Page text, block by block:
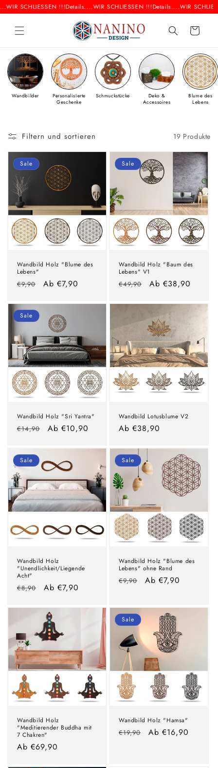
Direkt
zum
WIR SCHLIESSEN !!!Details....WIR SCHLIESSEN !!!Details....WIR
Warenkorb
Wandbilder
Personalisierte
Geschenke
Schmuckstücke
Deko &
Accessoires
Blume des
Lebens
Filtern und sortieren 19 Produkte
Sale
Wandbild Holz "Blume des
Lebens"
Normaler
€9,90 Verkaufspreis
Ab €7,90
Sale
Wandbild Holz "Baum des
Lebens" V1
Normaler
€49,90 Verkaufspreis
Ab €38,90
Sale
Wandbild Holz "Sri Yantra"
Normaler
€14,90 Verkaufspreis
Ab €10,90
Wandbild Lotusblume V2
Normaler
Ab €38,90
Sale
Wandbild Holz
"Unendlichkeit/Liegende
Acht"
Normaler
€8,90 Verkaufspreis
Ab €7,90
Sale
Wandbild Holz "Blume des
Lebens" ohne Rand
Normaler
€9,90 Verkaufspreis
Ab €7,90
Wandbild Holz
"Meditierender Buddha mit
7 Chakren"
Normaler
Ab €69,90
Sale
Wandbild Holz "Hamsa"
Normaler
€19,90 Verkaufspreis
Ab €16,90